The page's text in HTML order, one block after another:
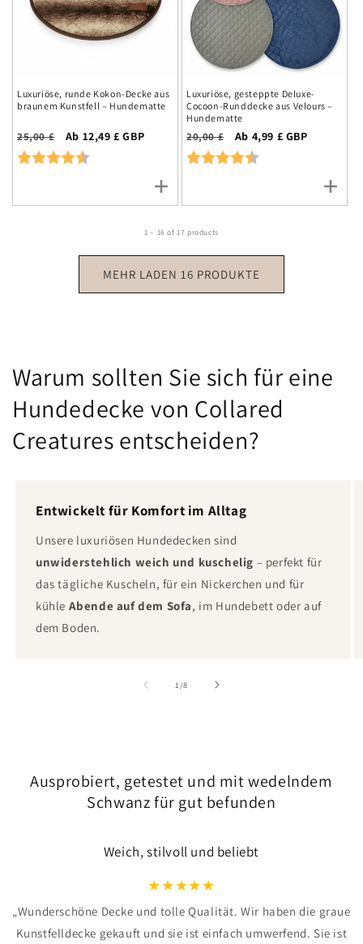
Luxuriöse, runde Kokon-Decke aus
braunem Kunstfell – Hundematte
Normalpreis
25,00 £ Aktionspreis
Ab 12,49 £ GBP
Rating:
Luxuriöse, gesteppte Deluxe-
Cocoon-Runddecke aus Velours –
Hundematte
Normalpreis
20,00 £ Aktionspreis
Ab 4,99 £ GBP
Rating:
1 – 16 of 17 products
MEHR LADEN 16 PRODUKTE
Warum sollten Sie sich für eine
Hundedecke von Collared
Creatures entscheiden?
Entwickelt für Komfort im Alltag
Unsere luxuriösen Hundedecken sind
unwiderstehlich weich und kuschelig – perfekt für
das tägliche Kuscheln, für ein Nickerchen und für
kühle Abende auf dem Sofa, im Hundebett oder auf
dem Boden.
1 /von
8
Ausprobiert, getestet und mit wedelndem
Schwanz für gut befunden
Weich, stilvoll und beliebt
★★★★★
„Wunderschöne Decke und tolle Qualität. Wir haben die graue
Kunstfelldecke gekauft und sie ist einfach umwerfend. Sie ist